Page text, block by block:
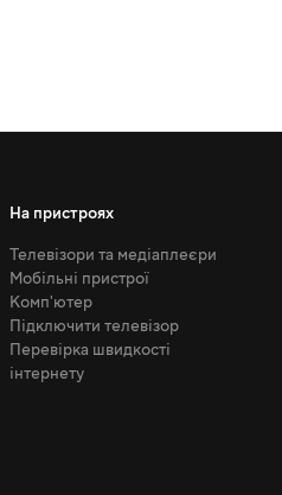
На пристроях
Телевізори та медіаплеєри
Мобільні пристрої
Комп'ютер
Підключити телевізор
Перевірка швидкості
інтернету